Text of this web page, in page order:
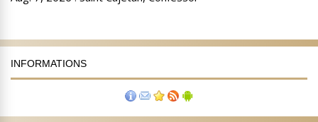
INFORMATIONS